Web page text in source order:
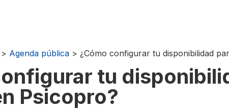
> Agenda pública > ¿Cómo configurar tu disponibilidad
tu
Psicopro?